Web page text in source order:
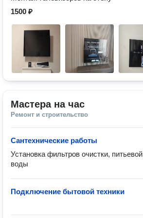
1500 ₽
Мастера на час
Ремонт и строительство
Сантехнические работы
Установка фильтров очистки, питьевой
воды
Подключение бытовой техники